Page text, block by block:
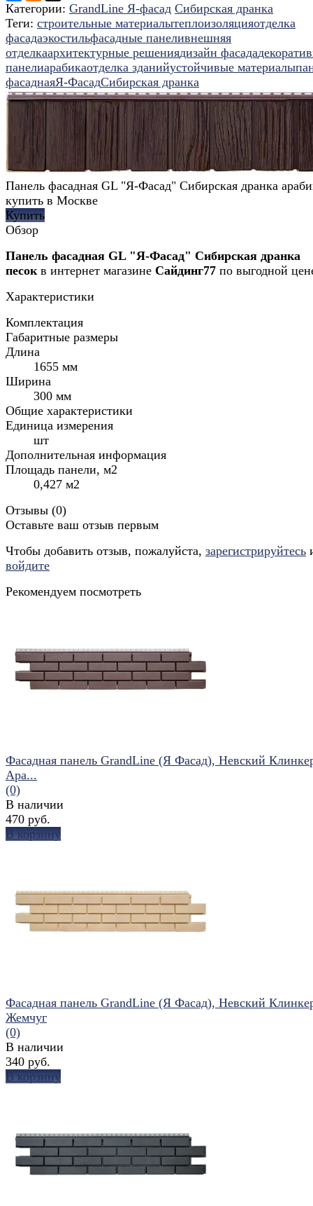
Категории: GrandLine Я-фасад Сибирская дранка
Теги: строительные материалытеплоизоляцияотделка
фасадаэкостильфасадные панеливнешняя
отделкаархитектурные решениядизайн фасада
панелиарабикаотделка зданийустойчивые материалы
фасаднаяЯ-ФасадСибирская дранка
Панель фасадная GL "Я-Фасад" Сибирская дранка
купить в Москве
Купить
Обзор
Панель фасадная GL "Я-Фасад" Сибирская дранка
песок в интернет магазине Сайдинг77 по выгодной
Характеристики
Комплектация
Габаритные размеры
Длина
1655 мм
Ширина
300 мм
Общие характеристики
Единица измерения
шт
Дополнительная информация
Площадь панели, м2
0,427 м2
Отзывы (0)
Оставьте ваш отзыв первым
Чтобы добавить отзыв, пожалуйста, зарегистрируйтесь
войдите
Рекомендуем посмотреть
избранное сравнить
Фасадная панель GrandLine (Я Фасад), Невский
Ара...
(0)
В наличии
470 руб.
В корзину
избранное сравнить
Фасадная панель GrandLine (Я Фасад), Невский
Жемчуг
(0)
В наличии
340 руб.
В корзину